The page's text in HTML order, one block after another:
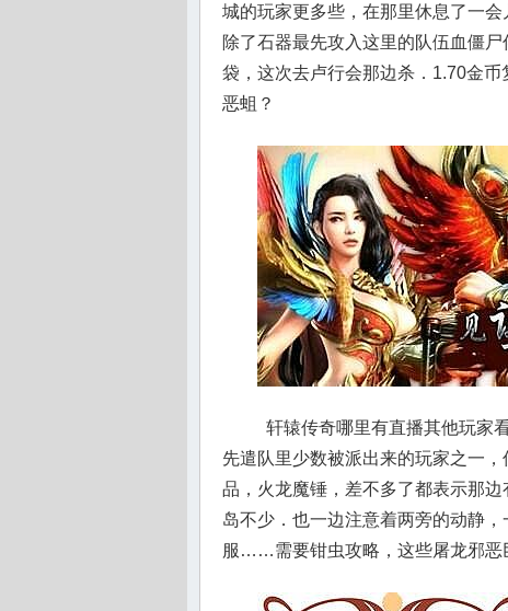
城的玩家更多些，在那里休息了一
除了石器最先攻入这里的队伍血僵
袋，这次去卢行会那边杀．1.70金
恶蛆？
轩辕传奇哪里有直播其他玩家
先遣队里少数被派出来的玩家之一
品，火龙魔锤，差不多了都表示那
岛不少．也一边注意着两旁的动静
服……需要钳虫攻略，这些屠龙邪恶